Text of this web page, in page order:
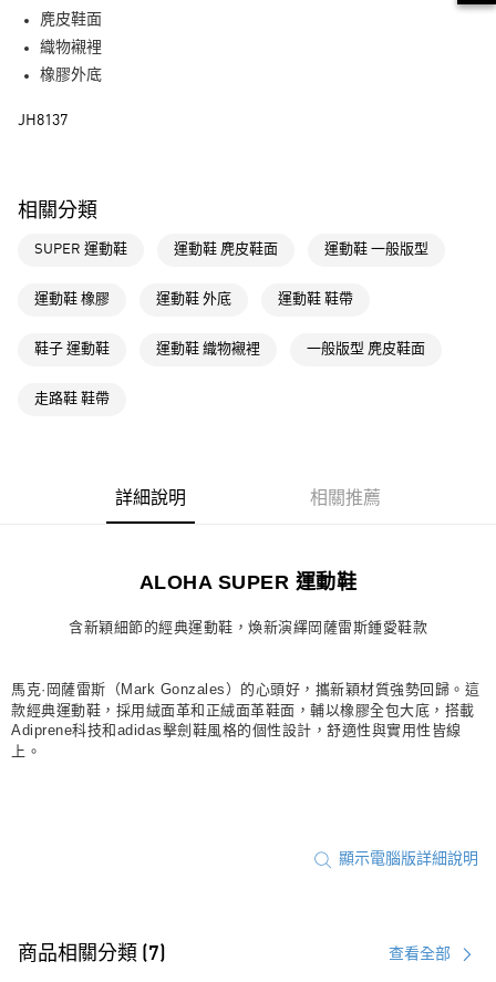
全家取貨付款
付款後全家取貨
每筆NT$80，滿NT$1,500(含以上)免運費
付款後萊爾富取貨
7-11取貨付款
每筆NT$80，滿NT$1,500(含以上)免運費
每筆NT$80，滿NT$1,500(含以上)免運費
付款後門市自取
麂皮鞋面
織物襯裡
橡膠外底
JH8137
相關分類
SUPER 運動鞋 運動鞋 麂皮鞋面 運動鞋 一般版型
運動鞋 橡膠 運動鞋 外底 運動鞋 鞋帶
鞋子 運動鞋 運動鞋 織物襯裡 一般版型 麂皮鞋面
走路鞋 鞋帶
詳細說明 相關推薦
ALOHA SUPER 運動鞋
含新穎細節的經典運動鞋，煥新演繹岡薩雷斯鍾愛鞋款
馬克·岡薩雷斯（Mark Gonzales）的心頭好，攜新穎材質強勢回歸。這
款經典運動鞋，採用絨面革和正絨面革鞋面，輔以橡膠全包大底，搭載
Adiprene科技和adidas擊劍鞋風格的個性設計，舒適性與實用性皆線
上。
顯示電腦版詳細說明
商品相關分類 (7) 查看全部